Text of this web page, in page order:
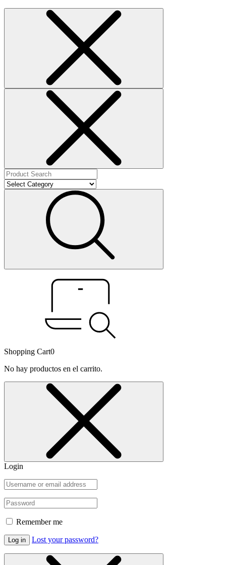
Shopping Cart0
No hay productos en el carrito.
Login
Remember me
Log in Lost your password?